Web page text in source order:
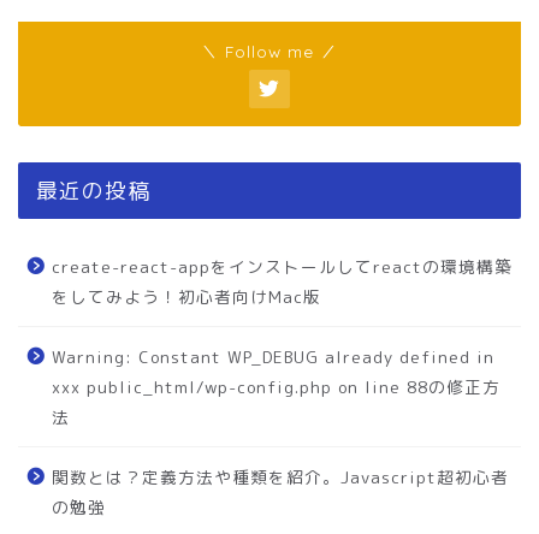
＼ Follow me ／
最近の投稿
create-react-appをインストールしてreactの環境構築
をしてみよう！初心者向けMac版
Warning: Constant WP_DEBUG already defined in
xxx public_html/wp-config.php on line 88の修正方
法
関数とは？定義方法や種類を紹介。Javascript超初心者
の勉強